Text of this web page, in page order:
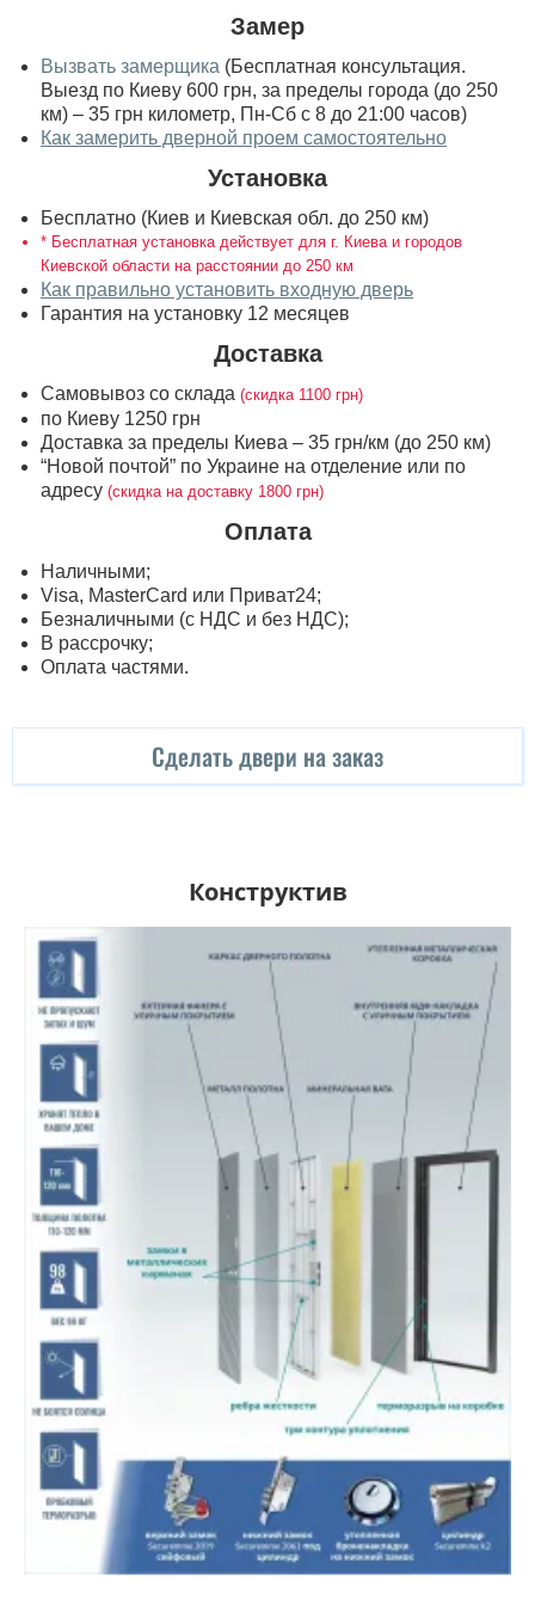
Замер
Вызвать замерщика (Бесплатная консультация.
Выезд по Киеву 600 грн, за пределы города (до 250
км) – 35 грн километр, Пн-Сб с 8 до 21:00 часов)
Как замерить дверной проем самостоятельно
Установка
Бесплатно (Киев и Киевская обл. до 250 км)
* Бесплатная установка действует для г. Киева и городов
Киевской области на расстоянии до 250 км
Как правильно установить входную дверь
Гарантия на установку 12 месяцев
Доставка
Самовывоз со склада (скидка 1100 грн)
по Киеву 1250 грн
Доставка за пределы Киева – 35 грн/км (до 250 км)
“Новой почтой” по Украине на отделение или по
адресу (скидка на доставку 1800 грн)
Оплата
Наличными;
Visa, MasterСard или Приват24;
Безналичными (с НДС и без НДС);
В рассрочку;
Оплата частями.
Сделать двери на заказ
Конструктив